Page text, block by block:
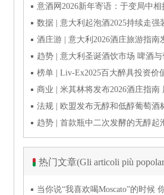
热门文章(Gli articoli più